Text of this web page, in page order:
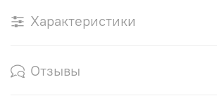
Характеристики
Отзывы